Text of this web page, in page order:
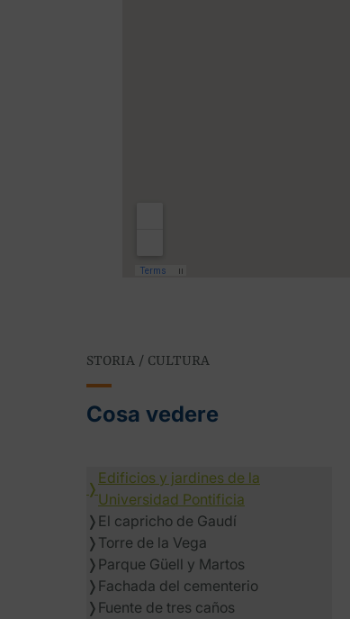
STORIA / CULTURA
Cosa vedere
❭
Edificios y jardines de la
Universidad Pontificia
❭ El capricho de Gaudí
❭ Torre de la Vega
❭ Parque Güell y Martos
❭ Fachada del cementerio
❭ Fuente de tres caños